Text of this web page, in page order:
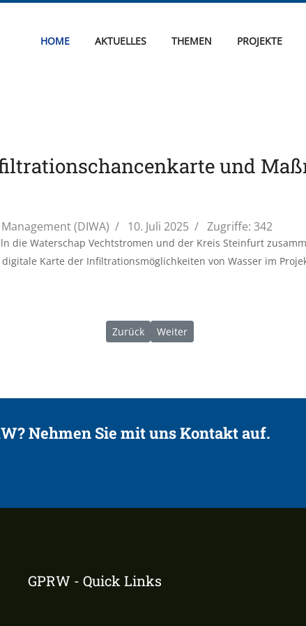
HOME AKTUELLES THEMEN PROJEKTE
und
(DIWA) 10. Juli 2025 Zugriffe: 342
die Waterschap Vechtstromen und der Kreis Steinfurt
Karte der Infiltrationsmöglichkeiten von Wasser im
Vorheriger Beitrag: 08/2025 |
Zurück Nächster Beitrag: 07/2025 |
Weiter
Nehmen Sie mit uns Kontakt auf.
GPRW - Quick Links